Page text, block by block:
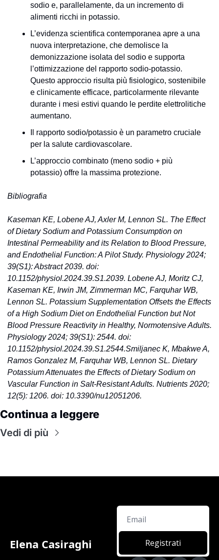
sodio e, parallelamente, da un incremento di
alimenti ricchi in potassio.
L’evidenza scientifica contemporanea apre a una
nuova interpretazione, che demolisce la
demonizzazione isolata del sodio e supporta
l’ottimizzazione del rapporto sodio-potassio.
Questo approccio risulta più fisiologico, sostenibile
e clinicamente efficace, particolarmente rilevante
durante i mesi estivi quando le perdite elettrolitiche
aumentano.
Il rapporto sodio/potassio è un parametro cruciale
per la salute cardiovascolare.
L’approccio combinato (meno sodio + più
potassio) offre la massima protezione.
Bibliografia
Kaseman KE, Lobene AJ, Axler M, Lennon SL. The Effect
of Dietary Sodium and Potassium Consumption on
Intestinal Permeability and its Relation to Blood Pressure,
and Endothelial Function: A Pilot Study. Physiology 2024;
39(S1): Abstract 2039. doi:
10.1152/physiol.2024.39.S1.2039. Lobene AJ, Moritz CJ,
Kaseman KE, Irwin JM, Zimmerman MC, Farquhar WB,
Lennon SL. Potassium Supplementation Offsets the Effects
of a High Sodium Diet on Endothelial Function but Not
Blood Pressure Reactivity in Healthy, Normotensive Adults.
Physiology 2024; 39(S1): 2544. doi:
10.1152/physiol.2024.39.S1.2544.Smiljanec K, Mbakwe A,
Ramos Gonzalez M, Farquhar WB, Lennon SL. Dietary
Potassium Attenuates the Effects of Dietary Sodium on
Vascular Function in Salt-Resistant Adults. Nutrients 2020;
12(5): 1206. doi: 10.3390/nu12051206.
Continua a leggere
Vedi di più
Elena Casiraghi Registrati